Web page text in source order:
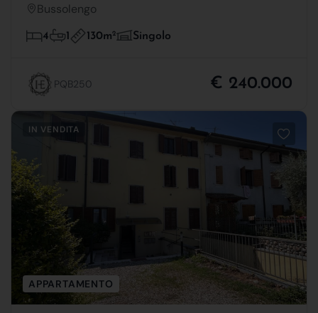
Bussolengo
4 1 130m2 Singolo
PQB250 € 240.000
IN VENDITA
APPARTAMENTO